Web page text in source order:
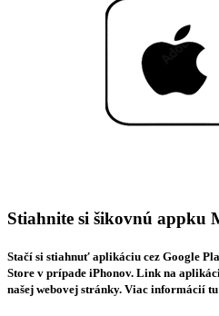
Stiahnite si šikovnú appku
Stačí si stiahnuť aplikáciu cez Google
Store v prípade iPhonov. Link na
našej webovej stránky. Viac informácií